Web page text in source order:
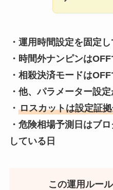
・運用時間設定を固定し
・時間外ナンピンはOFF
・相殺決済モードはOFF
・他、パラメーター設
・ ロスカットは設定証
・危険相場予測日はブ
している日
この運用ルー